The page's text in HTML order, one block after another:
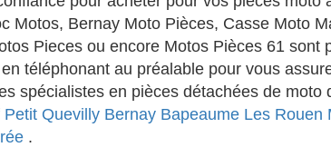
Motos, Bernay Moto Pièces, Casse Moto
Pieces ou encore Motos Pièces 61 sont
téléphonant au préalable pour vous
spécialistes en pièces détachées de
Petit Quevilly Bernay Bapeaume Les Rouen
.